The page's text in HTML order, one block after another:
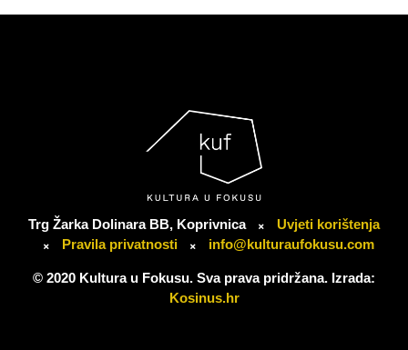
Trg Žarka Dolinara BB, Koprivnica
Uvjeti korištenja
Pravila privatnosti
info@kulturaufokusu.com
© 2020 Kultura u Fokusu. Sva prava pridržana. Izrada:
Kosinus.hr